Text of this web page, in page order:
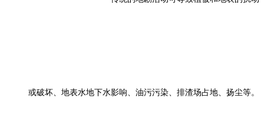
或破坏、地表水地下水影响、油污污染、排渣场占地、扬尘等。